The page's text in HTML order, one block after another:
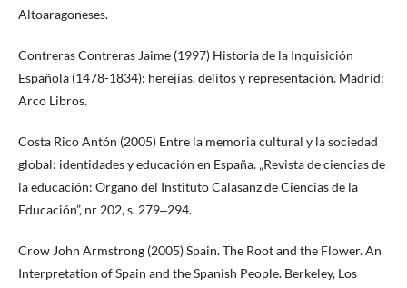
Altoaragoneses.
Contreras Contreras Jaime (1997) Historia de la Inquisición
Española (1478-1834): herejías, delitos y representación. Madrid:
Arco Libros.
Costa Rico Antón (2005) Entre la memoria cultural y la sociedad
global: identidades y educación en España. „Revista de ciencias de
la educación: Organo del Instituto Calasanz de Ciencias de la
Educación”, nr 202, s. 279‒294.
Crow John Armstrong (2005) Spain. The Root and the Flower. An
Interpretation of Spain and the Spanish People. Berkeley, Los